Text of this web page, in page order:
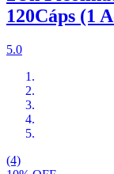
120Cáps (1
5.0
(4)